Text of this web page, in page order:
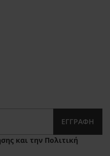
ΕΓΓΡΑΦΉ
και την Πολιτική